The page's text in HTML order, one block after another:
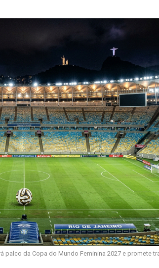
palco da Copa do Mundo Feminina 2027 e promete